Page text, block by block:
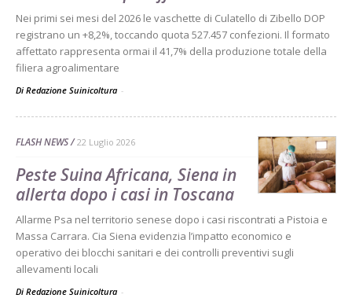
Nei primi sei mesi del 2026 le vaschette di Culatello di Zibello DOP
registrano un +8,2%, toccando quota 527.457 confezioni. Il formato
affettato rappresenta ormai il 41,7% della produzione totale della
filiera agroalimentare
Di Redazione Suinicoltura -
FLASH NEWS 22 Luglio 2026
Peste Suina Africana, Siena in
allerta dopo i casi in Toscana
Allarme Psa nel territorio senese dopo i casi riscontrati a Pistoia e
Massa Carrara. Cia Siena evidenzia l’impatto economico e
operativo dei blocchi sanitari e dei controlli preventivi sugli
allevamenti locali
Di Redazione Suinicoltura -